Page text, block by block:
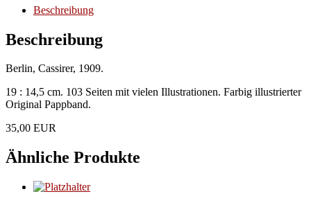
erlag.
1898
-
-
Beschreibung
Beschreibung
Berlin, Cassirer, 1909.
19 : 14,5 cm. 103 Seiten mit vielen Illustrationen. Farbig illustrierter
Original Pappband.
35,00 EUR
Ähnliche Produkte